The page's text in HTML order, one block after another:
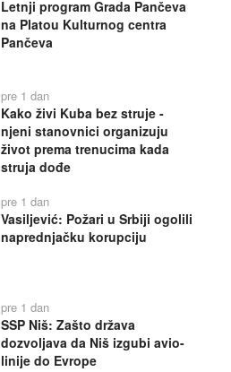
Letnji program Grada Pančeva
na Platou Kulturnog centra
Pančeva
pre 1 dan
Kako živi Kuba bez struje -
njeni stanovnici organizuju
život prema trenucima kada
struja dođe
pre 1 dan
Vasiljević: Požari u Srbiji ogolili
naprednjačku korupciju
pre 1 dan
SSP Niš: Zašto država
dozvoljava da Niš izgubi avio-
linije do Evrope